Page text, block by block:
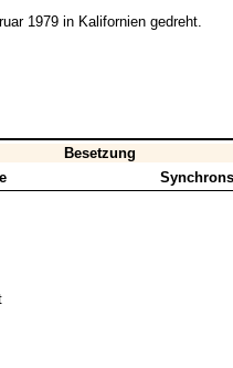
1979 in Kalifornien gedreht.
Besetzung